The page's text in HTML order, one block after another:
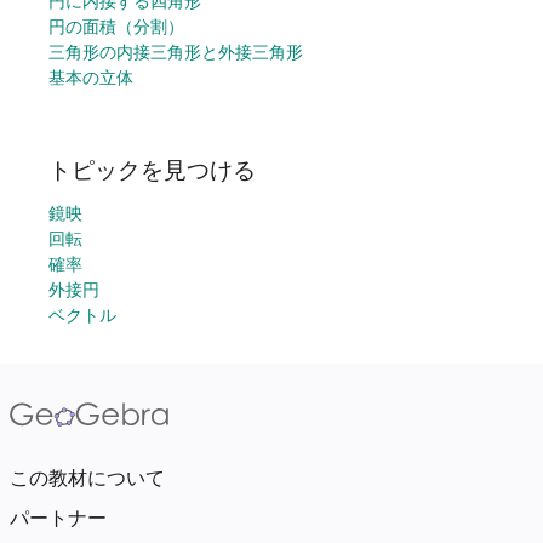
円の面積（分割）
三角形の内接三角形と外接三角形
基本の立体
トピックを見つける
鏡映
回転
確率
外接円
ベクトル
この教材について
パートナー